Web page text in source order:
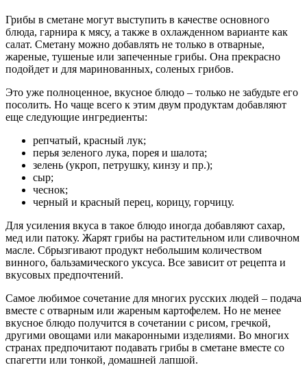
Грибы в сметане могут выступить в качестве основного
блюда, гарнира к мясу, а также в охлажденном варианте как
салат. Сметану можно добавлять не только в отварные,
жареные, тушеные или запеченные грибы. Она прекрасно
подойдет и для маринованных, соленых грибов.
Это уже полноценное, вкусное блюдо – только не забудьте его
посолить. Но чаще всего к этим двум продуктам добавляют
еще следующие ингредиенты:
репчатый, красный лук;
перья зеленого лука, порея и шалота;
зелень (укроп, петрушку, кинзу и пр.);
сыр;
чеснок;
черный и красный перец, корицу, горчицу.
Для усиления вкуса в такое блюдо иногда добавляют сахар,
мед или патоку. Жарят грибы на растительном или сливочном
масле. Сбрызгивают продукт небольшим количеством
винного, бальзамического уксуса. Все зависит от рецепта и
вкусовых предпочтений.
Самое любимое сочетание для многих русских людей – подача
вместе с отварным или жареным картофелем. Но не менее
вкусное блюдо получится в сочетании с рисом, гречкой,
другими овощами или макаронными изделиями. Во многих
странах предпочитают подавать грибы в сметане вместе со
спагетти или тонкой, домашней лапшой.